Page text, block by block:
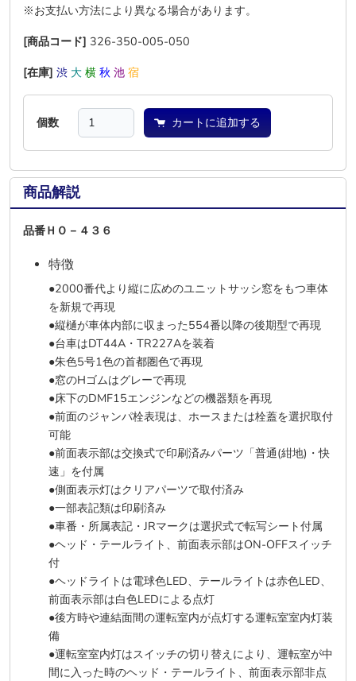
※お支払い方法により異なる場合があります。
[商品コード] 326-350-005-050
[在庫] 渋 大 横 秋 池 宿
個数 カートに追加する
商品解説
品番ＨＯ－４３６
特徴
●2000番代より縦に広めのユニットサッシ窓をもつ車体
を新規で再現
●縦樋が車体内部に収まった554番以降の後期型で再現
●台車はDT44A・TR227Aを装着
●朱色5号1色の首都圏色で再現
●窓のHゴムはグレーで再現
●床下のDMF15エンジンなどの機器類を再現
●前面のジャンパ栓表現は、ホースまたは栓蓋を選択取付
可能
●前面表示部は交換式で印刷済みパーツ「普通(紺地)・快
速」を付属
●側面表示灯はクリアパーツで取付済み
●一部表記類は印刷済み
●車番・所属表記・JRマークは選択式で転写シート付属
●ヘッド・テールライト、前面表示部はON-OFFスイッチ
付
●ヘッドライトは電球色LED、テールライトは赤色LED、
前面表示部は白色LEDによる点灯
●後方時や連結面間の運転室内が点灯する運転室室内灯装
備
●運転室室内灯はスイッチの切り替えにより、運転室が中
間に入った時のヘッド・テールライト、前面表示部非点